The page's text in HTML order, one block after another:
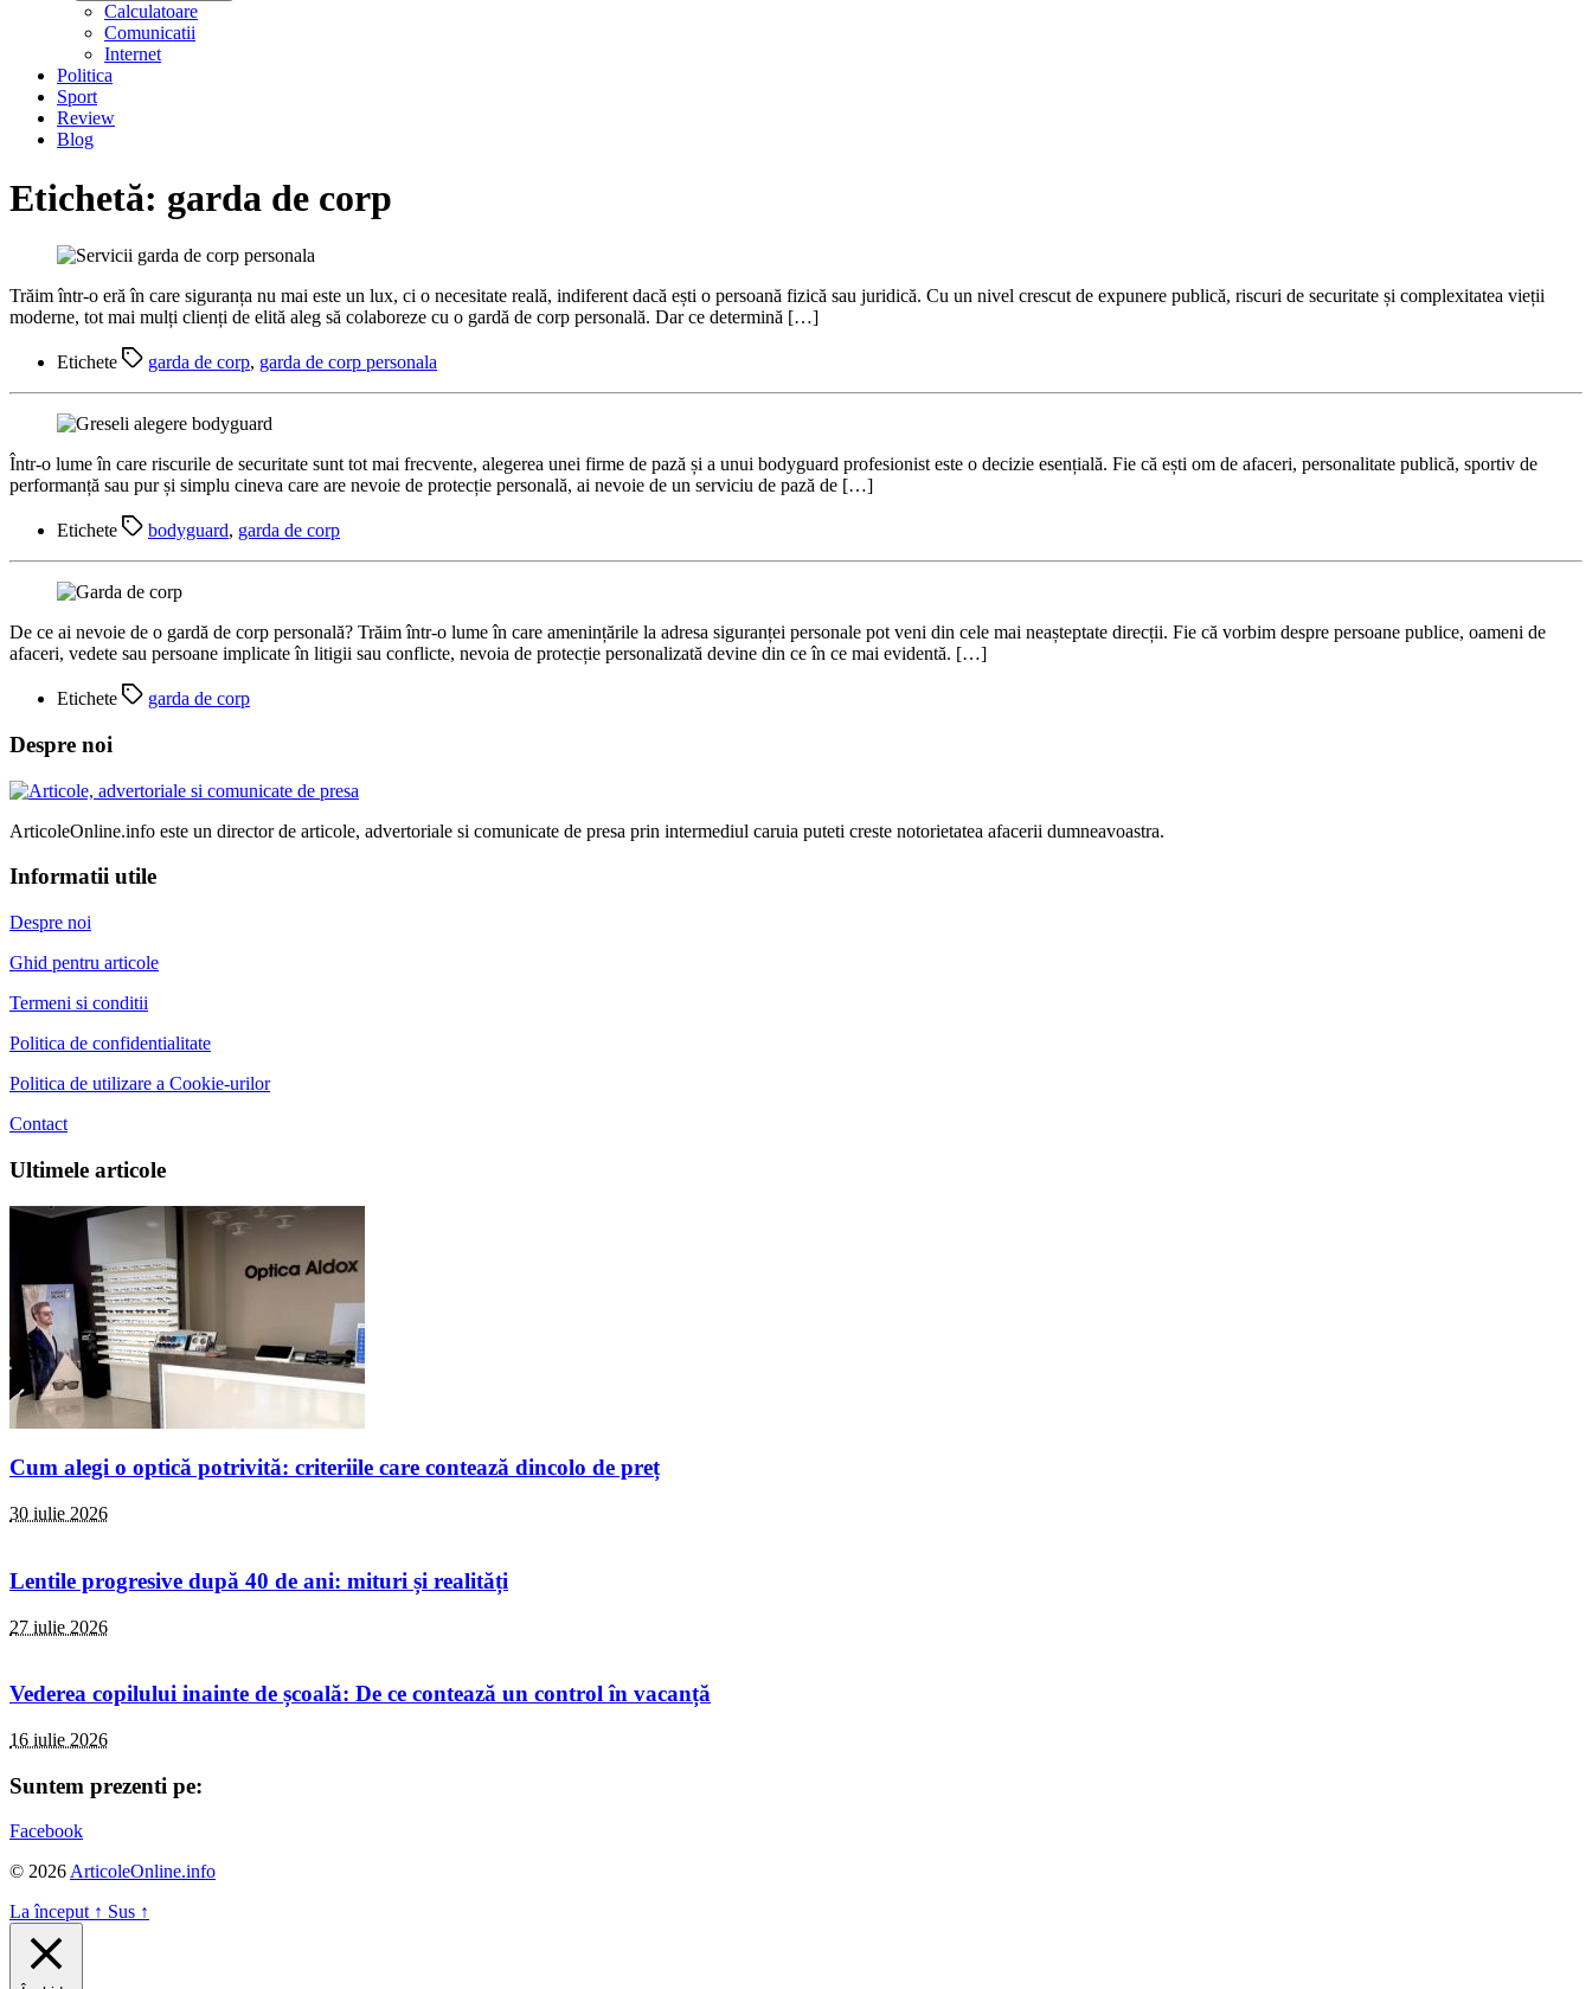
Calculatoare
Comunicatii
Internet
Politica
Sport
Review
Blog
Etichetă: garda de corp
Trăim într-o eră în care siguranța nu mai este un lux, ci o necesitate reală, indiferent dacă ești o persoană fizică sau juridică. Cu un nivel crescut de expunere publică, riscuri de securitate și complexitatea vieții
moderne, tot mai mulți clienți de elită aleg să colaboreze cu o gardă de corp personală. Dar ce determină […]
Etichete garda de corp, garda de corp personala
Într-o lume în care riscurile de securitate sunt tot mai frecvente, alegerea unei firme de pază și a unui bodyguard profesionist este o decizie esențială. Fie că ești om de afaceri, personalitate publică, sportiv de
performanță sau pur și simplu cineva care are nevoie de protecție personală, ai nevoie de un serviciu de pază de […]
Etichete bodyguard, garda de corp
De ce ai nevoie de o gardă de corp personală? Trăim într-o lume în care amenințările la adresa siguranței personale pot veni din cele mai neașteptate direcții. Fie că vorbim despre persoane publice, oameni de
afaceri, vedete sau persoane implicate în litigii sau conflicte, nevoia de protecție personalizată devine din ce în ce mai evidentă. […]
Etichete garda de corp
Despre noi
ArticoleOnline.info este un director de articole, advertoriale si comunicate de presa prin intermediul caruia puteti creste notorietatea afacerii dumneavoastra.
Informatii utile
Despre noi
Ghid pentru articole
Termeni si conditii
Politica de confidentialitate
Politica de utilizare a Cookie-urilor
Contact
Ultimele articole
Cum alegi o optică potrivită: criteriile care contează dincolo de preț
30 iulie 2026
Lentile progresive după 40 de ani: mituri și realități
27 iulie 2026
Vederea copilului inainte de școală: De ce contează un control în vacanță
16 iulie 2026
Suntem prezenti pe:
Facebook
© 2026 ArticoleOnline.info
La început ↑ Sus ↑